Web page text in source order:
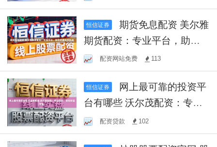
值
恒信证券
期货免息配资 美尔雅
期货配资：专业平台，助您
把握投资机遇
配资网站免费 113
恒信证券
台有哪些 沃尔茂配资：专业
杠杆，助您财富增值！
配资贷款 102